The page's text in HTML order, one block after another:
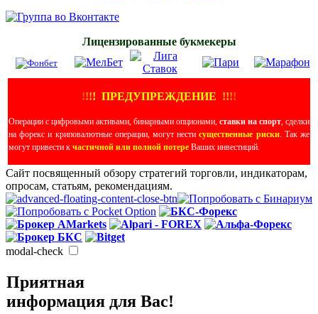
Лицензированные букмекеры
!!!! ПРЕДУПРЕЖДЕНИЕ !!!!
Операции с цифровыми активами, бинарными опционами, ставки на спорт, сделки
на форекс и криповалютные операции, могут нестисущественные риски. Так же
могут привести к частичной или полной потере Ваших инвестиций.
Сайт посвященный обзору стратегий торговли, индикаторам,
опросам, статьям, рекомендациям.
modal-check
Приятная
информация для Вас!